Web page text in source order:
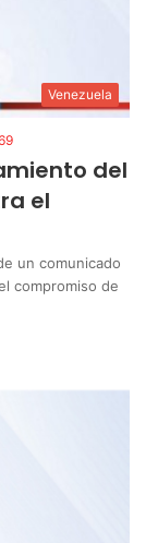
Venezuela
del
el
un comunicado
compromiso de